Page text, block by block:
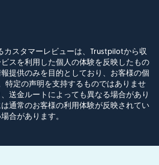
カスタマーレビューは、Trustpilotから収
スを利用した個人の体験を反映したもの
提供のみを目的としており、お客様の個
特定の声明を支持するものではありませ
送金ルートによっても異なる場合があり
通常のお客様の利用体験が反映されてい
合があります。